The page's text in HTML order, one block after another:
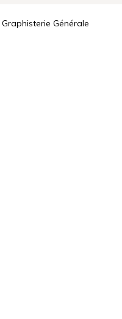
Graphisterie Générale